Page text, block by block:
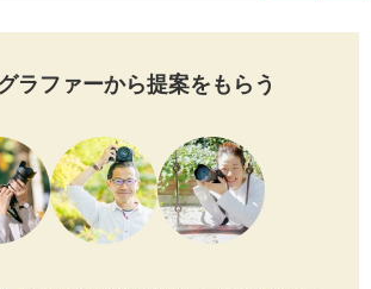
ラファーから提案をもらう